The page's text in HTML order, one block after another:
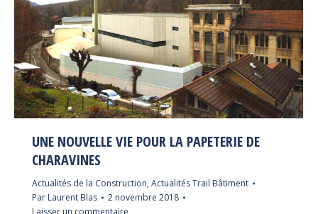
UNE NOUVELLE VIE POUR LA PAPETERIE DE
CHARAVINES
Actualités de la Construction, Actualités Trail Bâtiment
Par Laurent Blas
2 novembre 2018
Laisser un commentaire